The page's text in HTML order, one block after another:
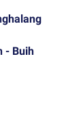
- Buih